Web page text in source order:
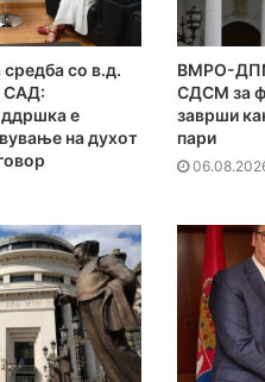
со в.д.
САД:
е
на духот
ВМРО-
СДСМ за
заврши
пари